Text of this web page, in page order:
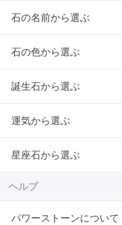
石の名前から選ぶ
石の色から選ぶ
誕生石から選ぶ
運気から選ぶ
星座石から選ぶ
ヘルプ
パワーストーンについて